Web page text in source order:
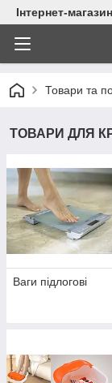
Інтернет-
Товари та
ТОВАРИ ДЛЯ
Ваги підлогові